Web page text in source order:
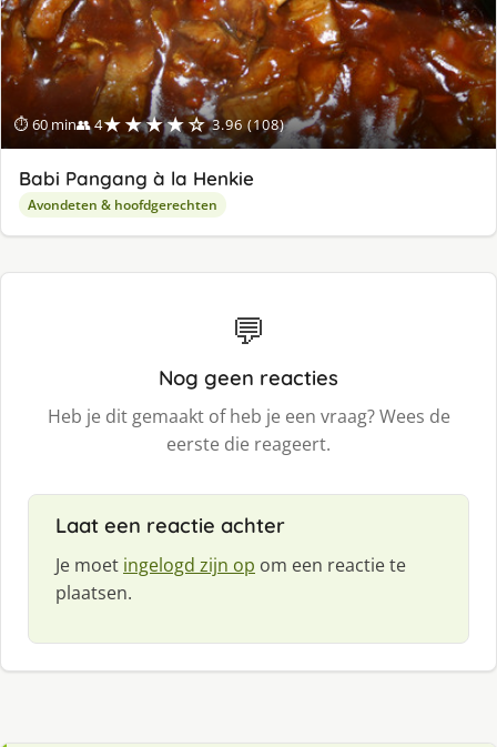
⏱ 60 min👥 4★★★★☆ 3.96 (108)
Babi Pangang à la Henkie
Avondeten & hoofdgerechten
💬
Nog geen reacties
Heb je dit gemaakt of heb je een vraag? Wees de
eerste die reageert.
Laat een reactie achter
Je moet ingelogd zijn op om een reactie te
plaatsen.